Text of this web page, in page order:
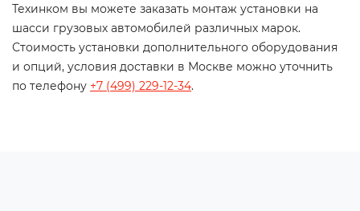
Техинком вы можете заказать монтаж установки на
шасси грузовых автомобилей различных марок.
Стоимость установки дополнительного оборудования
и опций, условия доставки в Москве можно уточнить
по телефону +7 (499) 229-12-34.